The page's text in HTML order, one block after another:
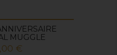
MUGGLE
€